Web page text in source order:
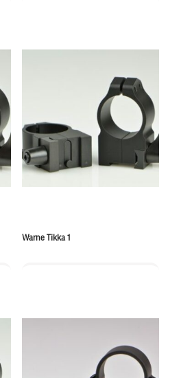
Warne Tikka 1